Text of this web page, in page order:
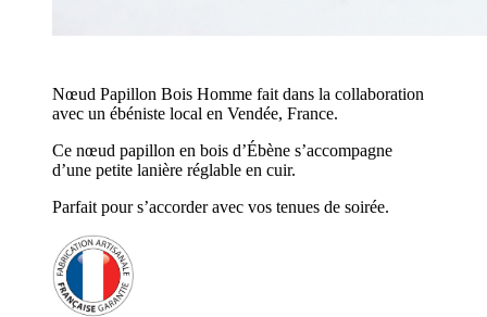
Nœud Papillon Bois Homme fait dans la collaboration
avec un ébéniste local en Vendée, France.
Ce nœud papillon en bois d’Ébène s’accompagne
d’une petite lanière réglable en cuir.
Parfait pour s’accorder avec vos tenues de soirée.